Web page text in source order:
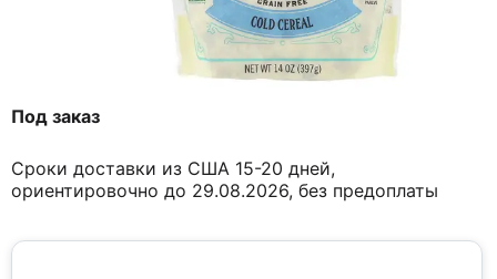
Под заказ
Сроки доставки из США 15-20 дней,
ориентировочно до 29.08.2026, без предоплаты